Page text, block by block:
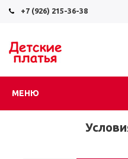
+7 (926) 215-36-38
МЕНЮ